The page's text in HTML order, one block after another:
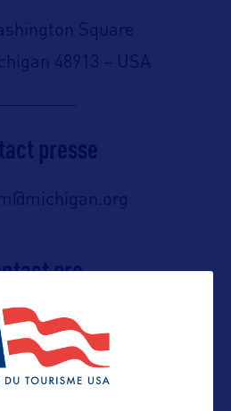
Square
48913 – USA
presse
pro
grand public